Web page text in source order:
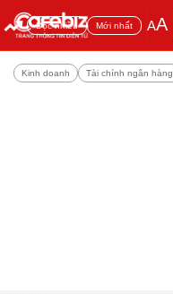
Đọc nhiều Mới nhất AA
Kinh doanh Tài chính ngân hàng